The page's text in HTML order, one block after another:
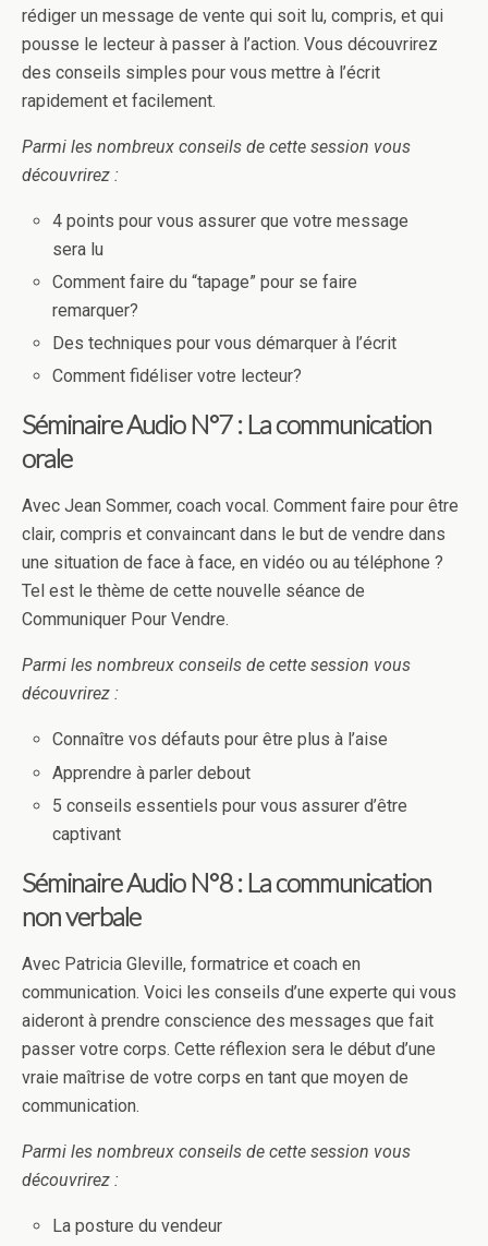
rédiger un message de vente qui soit lu, compris, et qui
pousse le lecteur à passer à l’action. Vous découvrirez
des conseils simples pour vous mettre à l’écrit
rapidement et facilement.
Parmi les nombreux conseils de cette session vous
découvrirez :
4 points pour vous assurer que votre message
sera lu
Comment faire du “tapage” pour se faire
remarquer?
Des techniques pour vous démarquer à l’écrit
Comment fidéliser votre lecteur?
Séminaire Audio N°7 : La communication
orale
Avec Jean Sommer, coach vocal. Comment faire pour être
clair, compris et convaincant dans le but de vendre dans
une situation de face à face, en vidéo ou au téléphone ?
Tel est le thème de cette nouvelle séance de
Communiquer Pour Vendre.
Parmi les nombreux conseils de cette session vous
découvrirez :
Connaître vos défauts pour être plus à l’aise
Apprendre à parler debout
5 conseils essentiels pour vous assurer d’être
captivant
Séminaire Audio N°8 : La communication
non verbale
Avec Patricia Gleville, formatrice et coach en
communication. Voici les conseils d’une experte qui vous
aideront à prendre conscience des messages que fait
passer votre corps. Cette réflexion sera le début d’une
vraie maîtrise de votre corps en tant que moyen de
communication.
Parmi les nombreux conseils de cette session vous
découvrirez :
La posture du vendeur